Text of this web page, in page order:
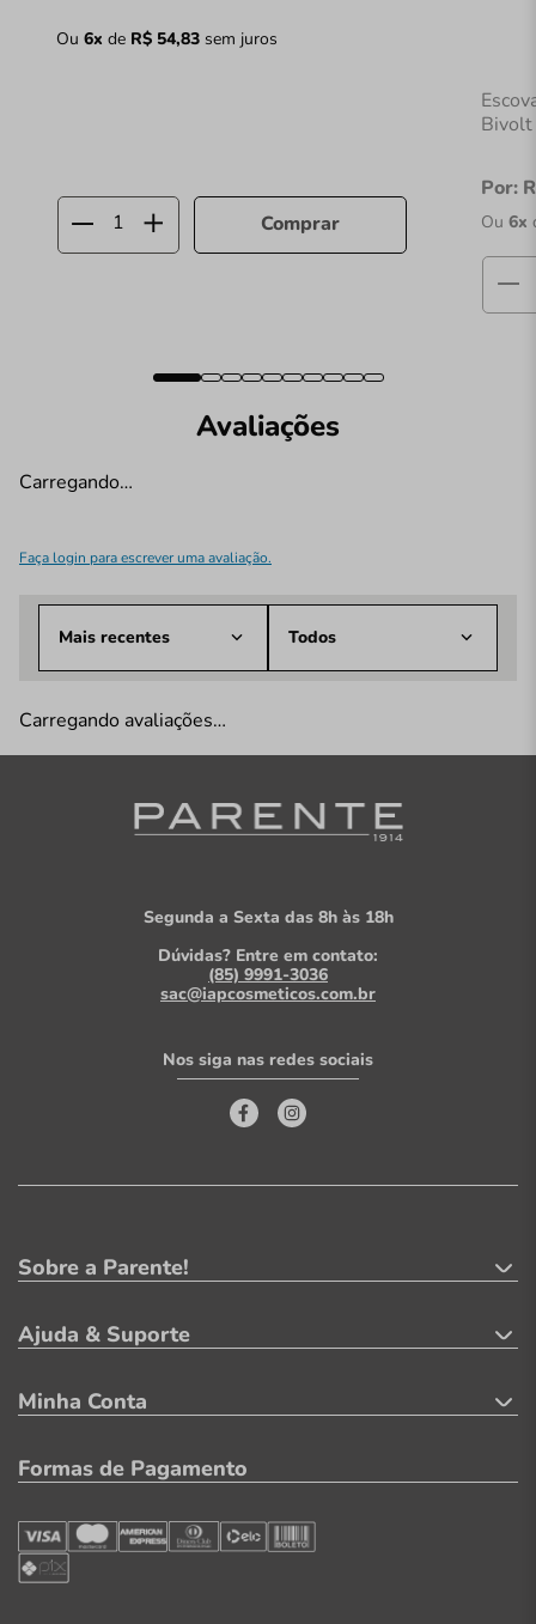
Ou 6x de R$ 54,83sem juros
Comprar
Por:
Ou6x
Avaliações
Carregando…
Faça login para escrever uma avaliação.
Mais recentes Todos
Carregando avaliações…
Segunda a Sexta das 8h às 18h
Dúvidas? Entre em contato:
(85) 9991-3036
sac@iapcosmeticos.com.br
Nos siga nas redes sociais
Sobre a Parente!
Ajuda & Suporte
Minha Conta
Formas de Pagamento